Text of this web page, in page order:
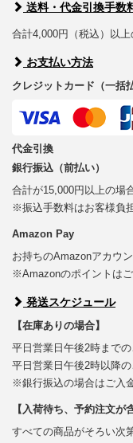
送料・代金引換手数
合計4,000円（税込）以
お支払い方法
クレジットカード（一括
代金引換
銀行振込（前払い）
合計が15,000円以上の場
※振込手数料はお客様負
Amazon Pay
お持ちのAmazonアカウ
※Amazonのポイントはご
発送スケジュール
【在庫ありの場合】
平日営業日午後2時まで
平日営業日午後2時以降
※銀行振込の場合はご入
【入荷待ち、予約注文が
すべての商品がそろい次